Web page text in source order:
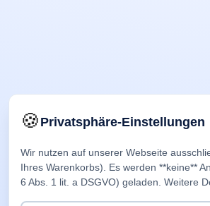
🍪Privatsphäre-Einstellungen
Wir nutzen auf unserer Webseite
Ihres Warenkorbs). Es werden **keine**
6 Abs. 1 lit. a DSGVO) geladen. Weitere